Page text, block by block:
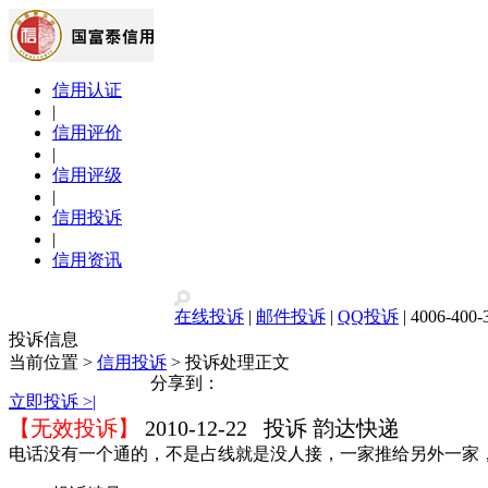
信用认证
|
信用评价
|
信用评级
|
信用投诉
|
信用资讯
在线投诉 | 邮件投诉 | QQ投诉 | 4006-400-
投诉信息
当前位置 > 信用投诉 > 投诉处理正文
分享到：
立即投诉 >|
【无效投诉】 2010-12-22 投诉 韵达快递
电话没有一个通的，不是占线就是没人接，一家推给另外一家